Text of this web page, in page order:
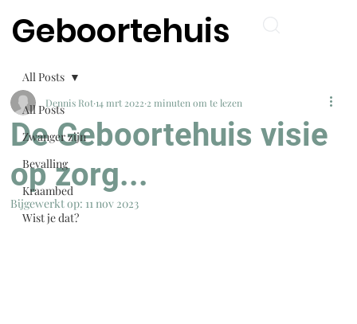
Geboortehuis
All Posts
Zwanger zijn
Bevalling
Kraambed
Wist je dat?
All Posts
De Geboortehuis visie
op zorg...
Dennis Rot 14 mrt 2022 2 minuten om te lezen
Bijgewerkt op: 11 nov 2023